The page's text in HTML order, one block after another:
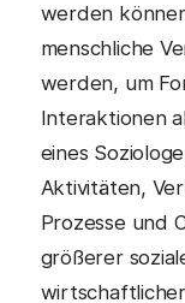
werden
menschliche
werden, um
Interaktionen
eines
Aktivitäten,
Prozesse und
größerer